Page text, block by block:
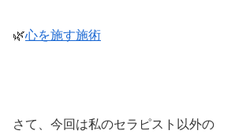
🌿心を施す施術
さて、今回は私のセラピスト以外の